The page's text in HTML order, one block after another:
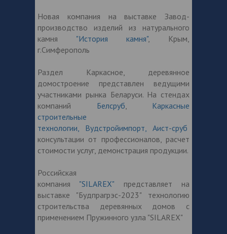
Новая компания на выставке Завод-
производство изделий из натурального
камня "История камня", Крым,
г.Симферополь
Раздел Каркасное, деревянное
домостроение представлен ведущими
участниками рынка Беларуси. На стендах
компаний Белсруб, Каркасные
строительные
технологии,
Вудстройимпорт, Аист-сруб
консультации от профессионалов, расчет
стоимости услуг, демонстрация продукции.
Российская
компания "SILAREX" представляет на
выставке "Будпрагрэс-2023" технологию
строительства деревянных домов с
применением Пружинного узла "SILAREX"